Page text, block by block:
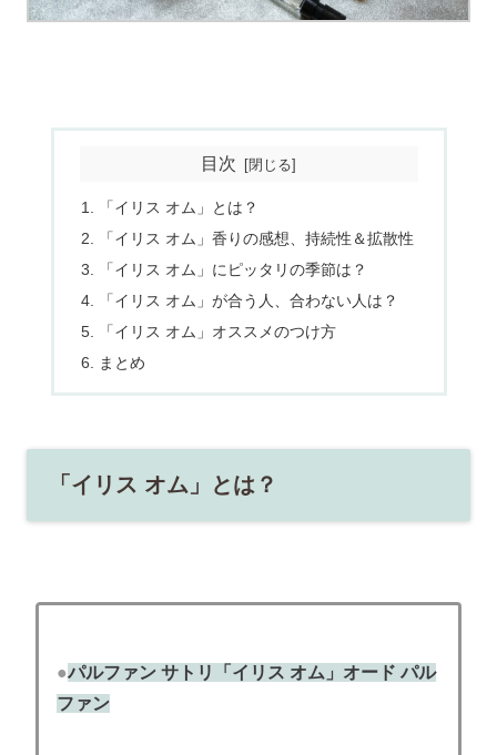
目次
「イリス オム」とは？
「イリス オム」香りの感想、持続性＆拡散性
「イリス オム」にピッタリの季節は？
「イリス オム」が合う人、合わない人は？
「イリス オム」オススメのつけ方
まとめ
「イリス オム」とは？
●パルファン サトリ「イリス オム」オード パル
ファン